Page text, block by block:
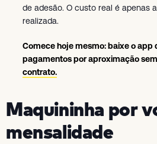
de adesão. O custo real é apenas
realizada.
Comece hoje mesmo: baixe o app
pagamentos por aproximação
contrato.
Maquininha por
mensalidade